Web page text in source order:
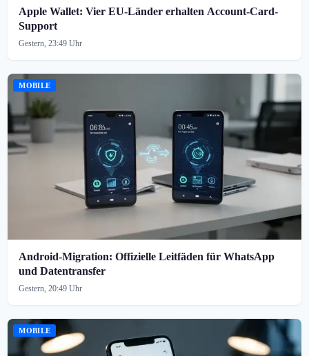
Apple Wallet: Vier EU-Länder erhalten Account-Card-
Support
Gestern, 23:49 Uhr
MOBILE
Android-Migration: Offizielle Leitfäden für WhatsApp
und Datentransfer
Gestern, 20:49 Uhr
MOBILE